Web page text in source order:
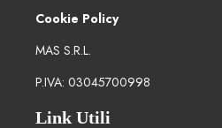
Cookie Policy
MAS S.R.L.
P.IVA: 03045700998
Link Utili